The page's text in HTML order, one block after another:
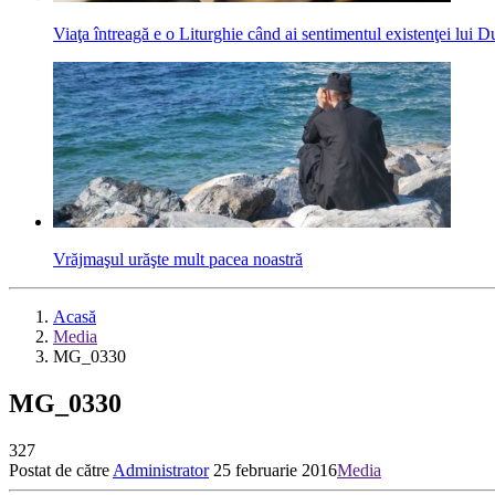
Viaţa întreagă e o Liturghie când ai sentimentul existenţei lui
Vrăjmaşul urăşte mult pacea noastră
Acasă
Media
MG_0330
MG_0330
327
Postat de către Administrator 25 februarie 2016Media